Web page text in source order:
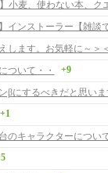
インストーラー【雑談
します。お気軽に～＞
ついて・・
+9
βにするべきだと思いま
+1
のキャラクターについ